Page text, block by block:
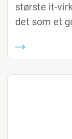
største it-
det som et